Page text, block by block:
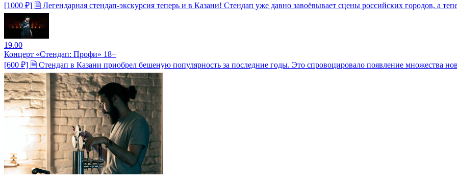
[1000 ₽] 🗎 Легендарная стендап-экскурсия теперь и в Казани! Стендап уже давно завоёвывает сцены российских городов, а
19.00
Концерт «Стендап: Профи» 18+
[600 ₽] 🗎 Стендап в Казани приобрел бешеную популярность за последние годы. Это спровоцировало появление множества